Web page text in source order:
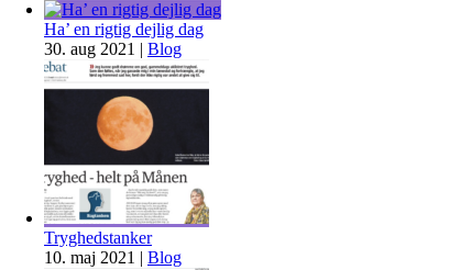
Ha’ en rigtig dejlig dag
30. aug 2021 | Blog
Tryghedstanker
10. maj 2021 | Blog